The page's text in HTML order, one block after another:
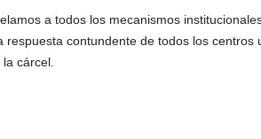
a todos los mecanismos
respuesta contundente de todos los centros
cárcel.